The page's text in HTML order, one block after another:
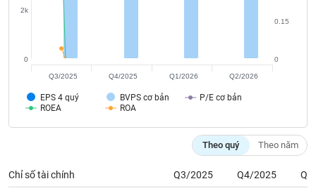
EPS 4 quý BVPS cơ bản
P/E cơ bản
ROEA
ROA
0
2k
0
0.15
Q3/2025 Q4/2025 Q1/2026 Q2/2026
Theo quý Theo năm
Chỉ số tài chính Q3/2025 Q4/2025
tài